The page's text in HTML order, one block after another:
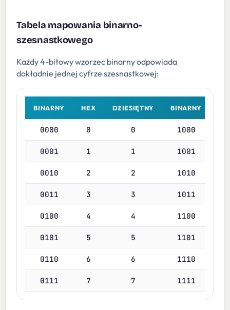
Tabela mapowania binarno-
szesnastkowego
Każdy 4-bitowy wzorzec binarny odpowiada
dokładnie jednej cyfrze szesnastkowej:
BINARNY HEX DZIESIĘTNY BINARNY
0000 0 0 1000
0001 1 1 1001
0010 2 2 1010
0011 3 3 1011
0100 4 4 1100
0101 5 5 1101
0110 6 6 1110
0111 7 7 1111